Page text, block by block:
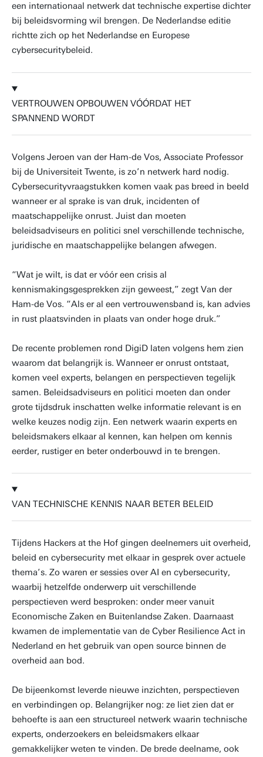
een internationaal netwerk dat technische expertise dichter
bij beleidsvorming wil brengen. De Nederlandse editie
richtte zich op het Nederlandse en Europese
cybersecuritybeleid.
VERTROUWEN OPBOUWEN VÓÓRDAT HET
SPANNEND WORDT
Volgens Jeroen van der Ham-de Vos, Associate Professor
bij de Universiteit Twente, is zo’n netwerk hard nodig.
Cybersecurityvraagstukken komen vaak pas breed in beeld
wanneer er al sprake is van druk, incidenten of
maatschappelijke onrust. Juist dan moeten
beleidsadviseurs en politici snel verschillende technische,
juridische en maatschappelijke belangen afwegen.
“Wat je wilt, is dat er vóór een crisis al
kennismakingsgesprekken zijn geweest,” zegt Van der
Ham-de Vos. “Als er al een vertrouwensband is, kan advies
in rust plaatsvinden in plaats van onder hoge druk.”
De recente problemen rond DigiD laten volgens hem zien
waarom dat belangrijk is. Wanneer er onrust ontstaat,
komen veel experts, belangen en perspectieven tegelijk
samen. Beleidsadviseurs en politici moeten dan onder
grote tijdsdruk inschatten welke informatie relevant is en
welke keuzes nodig zijn. Een netwerk waarin experts en
beleidsmakers elkaar al kennen, kan helpen om kennis
eerder, rustiger en beter onderbouwd in te brengen.
VAN TECHNISCHE KENNIS NAAR BETER BELEID
Tijdens Hackers at the Hof gingen deelnemers uit overheid,
beleid en cybersecurity met elkaar in gesprek over actuele
thema’s. Zo waren er sessies over AI en cybersecurity,
waarbij hetzelfde onderwerp uit verschillende
perspectieven werd besproken: onder meer vanuit
Economische Zaken en Buitenlandse Zaken. Daarnaast
kwamen de implementatie van de Cyber Resilience Act in
Nederland en het gebruik van open source binnen de
overheid aan bod.
De bijeenkomst leverde nieuwe inzichten, perspectieven
en verbindingen op. Belangrijker nog: ze liet zien dat er
behoefte is aan een structureel netwerk waarin technische
experts, onderzoekers en beleidsmakers elkaar
gemakkelijker weten te vinden. De brede deelname, ook